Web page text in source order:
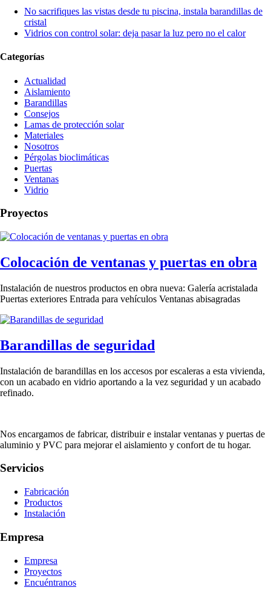
No sacrifiques las vistas desde tu piscina, instala barandillas de
cristal
Vidrios con control solar: deja pasar la luz pero no el calor
Categorías
Actualidad
Aislamiento
Barandillas
Consejos
Lamas de protección solar
Materiales
Nosotros
Pérgolas bioclimáticas
Puertas
Ventanas
Vidrio
Proyectos
Colocación de ventanas y puertas en obra
Instalación de nuestros productos en obra nueva: Galería acristalada
Puertas exteriores Entrada para vehículos Ventanas abisagradas
Barandillas de seguridad
Instalación de barandillas en los accesos por escaleras a esta vivienda,
con un acabado en vidrio aportando a la vez seguridad y un acabado
refinado.
Nos encargamos de fabricar, distribuir e instalar ventanas y puertas de
aluminio y PVC para mejorar el aislamiento y confort de tu hogar.
Servicios
Fabricación
Productos
Instalación
Empresa
Empresa
Proyectos
Encuéntranos